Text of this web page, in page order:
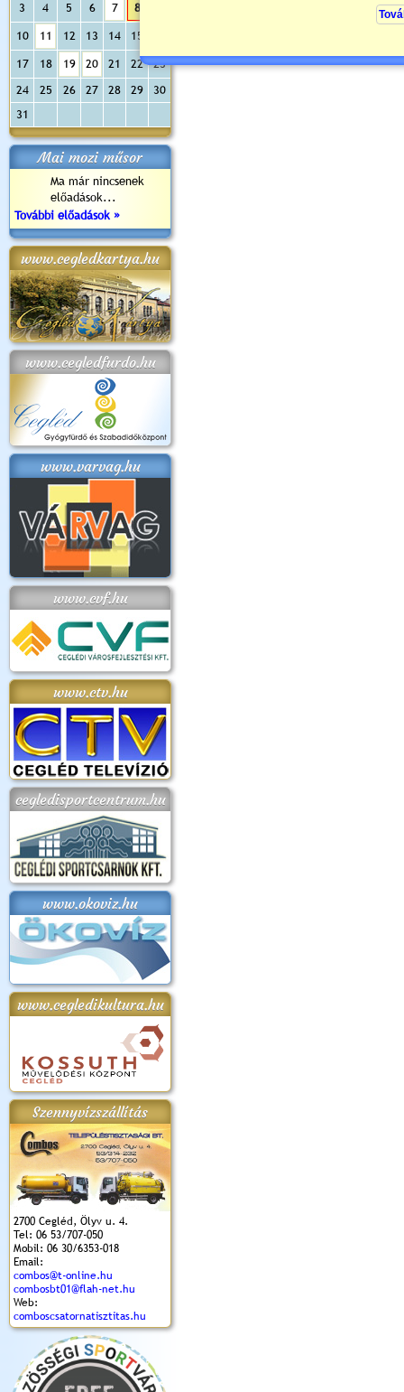
3
4 5 6 7 8
10 11 12 13 14 15
17 18 19 20 21 22
23
24
25 26 27 28 29
30
31
Mai mozi műsor
Ma már nincsenek
előadások...
További előadások »
www.cegledkartya.hu
www.cegledfurdo.hu
www.varvag.hu
www.cvf.hu
www.ctv.hu
cegledisportcentrum.hu
www.okoviz.hu
www.cegledikultura.hu
Szennyvízszállítás
2700 Cegléd, Ölyv u. 4.
Tel: 06 53/707-050
Mobil: 06 30/6353-018
Email:
combos@t-online.hu
combosbt01@flah-net.hu
Web:
comboscsatornatisztitas.hu
2018.
Kossuth Toborzó
Ünnepély
Szent István Ünnepe
(2017. 08. 20.)